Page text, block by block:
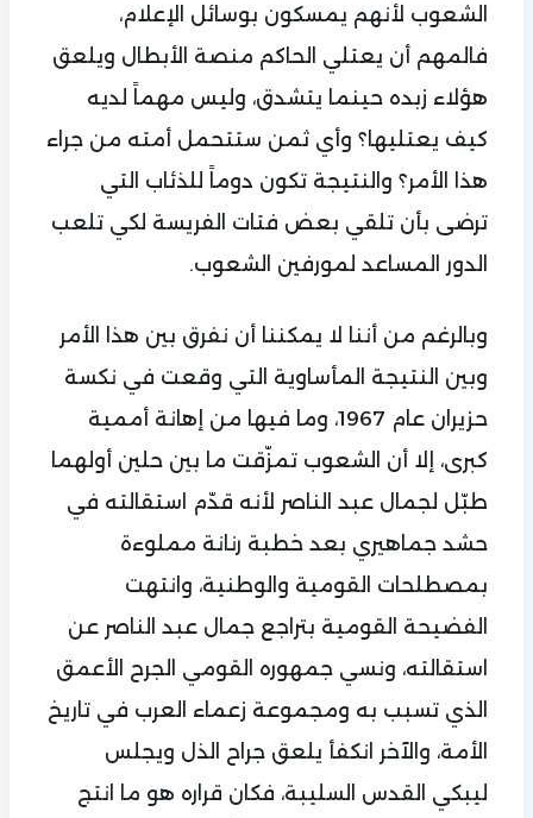
الشعوب لأنهم يمسكون بوسائل الإعلام،
فالمهم أن يعتلي الحاكم منصة الأبطال ويلعق
هؤلاء زبده حينما يتشدق، وليس مهماً لديه
كيف يعتليها؟ وأي ثمن ستتحمل أمته من جراء
هذا الأمر؟ والنتيجة تكون دوماً للذئاب التي
ترضى بأن تلقي بعض فتات الفريسة لكي تلعب
الدور المساعد لمورفين الشعوب.
وبالرغم من أننا لا يمكننا أن نفرق بين هذا الأمر
وبين النتيجة المأساوية التي وقعت في نكسة
حزيران عام 1967، وما فيها من إهانة أممية
كبرى، إلا أن الشعوب تمزّقت ما بين حلين أولهما
طبّل لجمال عبد الناصر لأنه قدّم استقالته في
حشد جماهيري بعد خطبة رنانة مملوءة
بمصطلحات القومية والوطنية، وانتهت
الفضيحة القومية بتراجع جمال عبد الناصر عن
استقالته، ونسي جمهوره القومي الجرح الأعمق
الذي تسبب به ومجموعة زعماء العرب في تاريخ
الأمة، والآخر انكفأ يلعق جراح الذل ويجلس
ليبكي القدس السليبة، فكان قراره هو ما انتج